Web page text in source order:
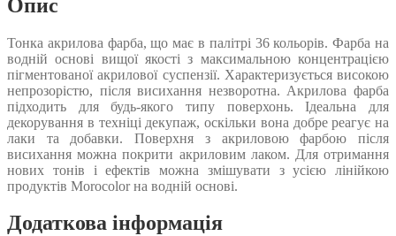
Опис
Тонка акрилова фарба, що має в палітрі 36 кольорів. Фарба на
водній основі вищої якості з максимальною концентрацією
пігментованої акрилової суспензії. Характеризується високою
непрозорістю, після висихання незворотна. Акрилова фарба
підходить для будь-якого типу поверхонь. Ідеальна для
декорування в техніці декупаж, оскільки вона добре реагує на
лаки та добавки. Поверхня з акриловою фарбою після
висихання можна покрити акриловим лаком. Для отримання
нових тонів і ефектів можна змішувати з усією лінійкою
продуктів Morocolor на водній основі.
Додаткова інформація